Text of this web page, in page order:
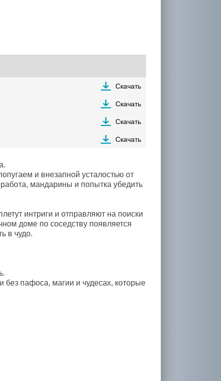
Скачать
Скачать
Скачать
Скачать
и внезапной усталостью от
мандарины и попытка убедить
интриги и отправляют на поиски
доме по соседству появляется
в чудо.
пафоса, магии и чудесах, которые